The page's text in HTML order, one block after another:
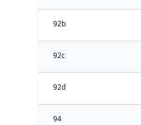
92b
92c
92d
94